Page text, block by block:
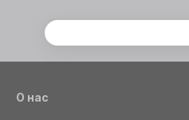
О нас
Этот сайт
Для корректной